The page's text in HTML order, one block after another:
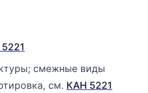
смежные виды
см. КАН 5221